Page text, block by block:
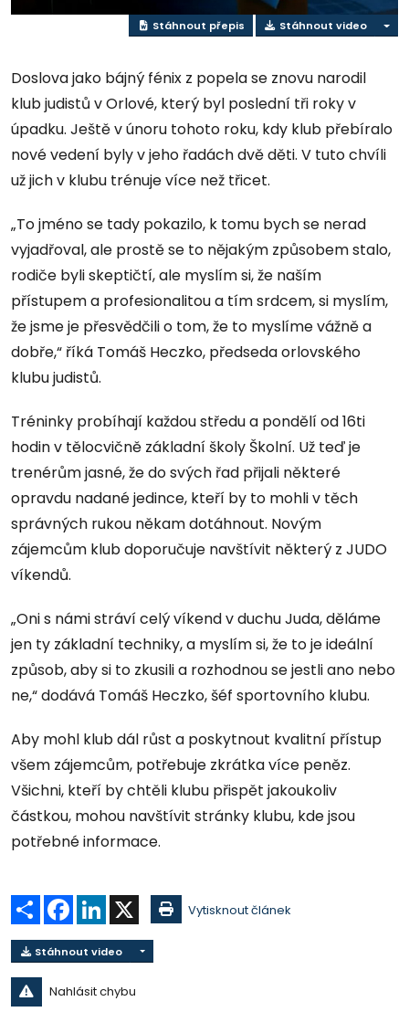
Stáhnout přepis Stáhnout video
Doslova jako bájný fénix z popela se znovu narodil
klub judistů v Orlové, který byl poslední tři roky v
úpadku. Ještě v únoru tohoto roku, kdy klub přebíralo
nové vedení byly v jeho řadách dvě děti. V tuto chvíli
už jich v klubu trénuje více než třicet.
„To jméno se tady pokazilo, k tomu bych se nerad
vyjadřoval, ale prostě se to nějakým způsobem stalo,
rodiče byli skeptičtí, ale myslím si, že naším
přístupem a profesionalitou a tím srdcem, si myslím,
že jsme je přesvědčili o tom, že to myslíme vážně a
dobře,“ říká Tomáš Heczko, předseda orlovského
klubu judistů.
Tréninky probíhají každou středu a pondělí od 16ti
hodin v tělocvičně základní školy Školní. Už teď je
trenérům jasné, že do svých řad přijali některé
opravdu nadané jedince, kteří by to mohli v těch
správných rukou někam dotáhnout. Novým
zájemcům klub doporučuje navštívit některý z JUDO
víkendů.
„Oni s námi stráví celý víkend v duchu Juda, děláme
jen ty základní techniky, a myslím si, že to je ideální
způsob, aby si to zkusili a rozhodnou se jestli ano nebo
ne,“ dodává Tomáš Heczko, šéf sportovního klubu.
Aby mohl klub dál růst a poskytnout kvalitní přístup
všem zájemcům, potřebuje zkrátka více peněz.
Všichni, kteří by chtěli klubu přispět jakoukoliv
částkou, mohou navštívit stránky klubu, kde jsou
potřebné informace.
Sdílet Facebook
LinkedIn Vytisknout článek
Stáhnout video
Nahlásit chybu